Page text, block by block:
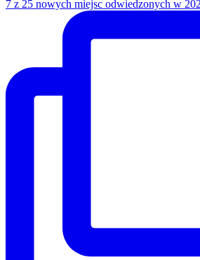
7 z 25 nowych miejsc odwiedzonych w